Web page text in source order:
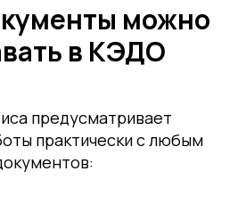
можно
в КЭДО
предусматривает
практически с любым